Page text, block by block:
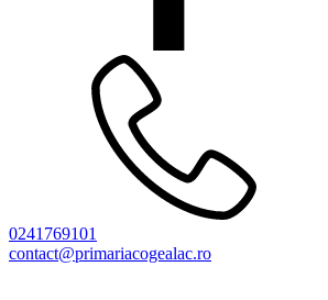
0241769101
contact@primariacogealac.ro